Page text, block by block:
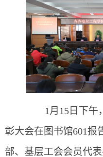
1月15日下午
彰大会在图书馆601报
部、基层工会会员代